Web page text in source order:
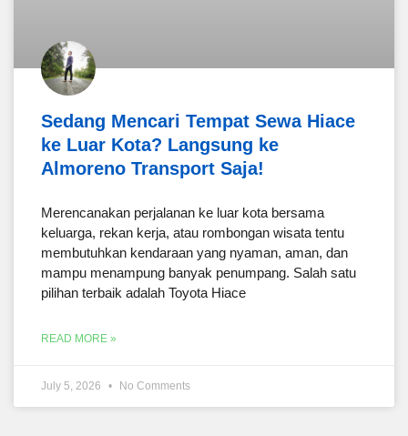
Sedang Mencari Tempat Sewa Hiace
ke Luar Kota? Langsung ke
Almoreno Transport Saja!
Merencanakan perjalanan ke luar kota bersama
keluarga, rekan kerja, atau rombongan wisata tentu
membutuhkan kendaraan yang nyaman, aman, dan
mampu menampung banyak penumpang. Salah satu
pilihan terbaik adalah Toyota Hiace
READ MORE »
July 5, 2026 No Comments